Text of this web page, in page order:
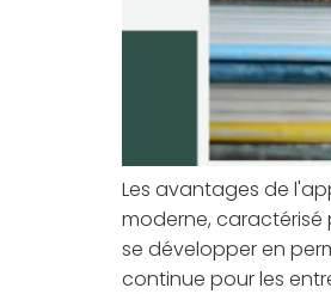
Les avantages de
moderne,
se développer en
continue pour les